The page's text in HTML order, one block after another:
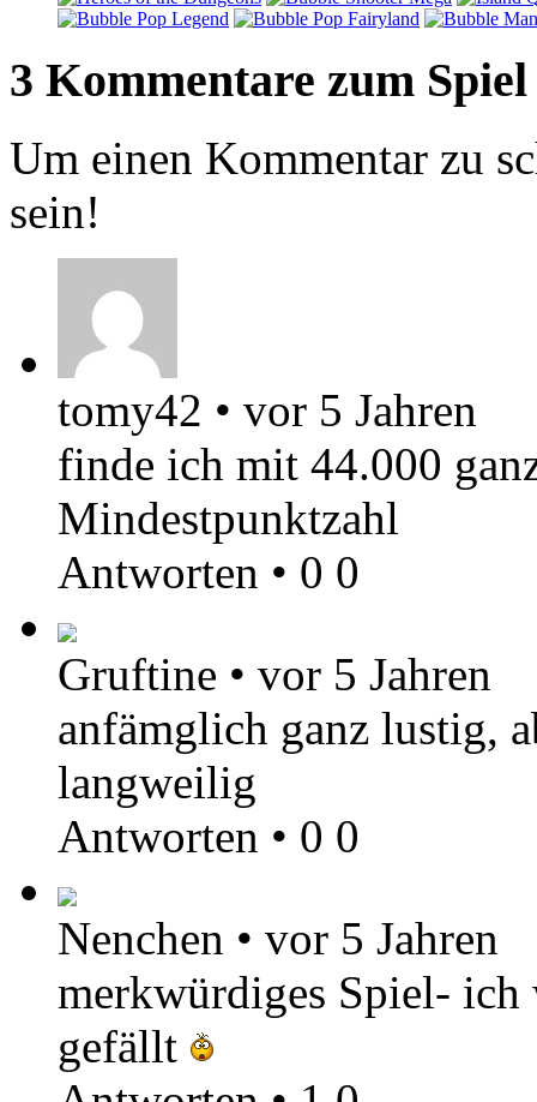
3 Kommentare zum Spiel
Um einen Kommentar zu
sein!
tomy42 • vor 5 Jahren
finde ich mit 44.000
Mindestpunktzahl
Antworten • 0 0
Gruftine • vor 5 Jahren
anfämglich ganz lustig,
langweilig
Antworten • 0 0
Nenchen • vor 5 Jahren
merkwürdiges Spiel- ich
gefällt